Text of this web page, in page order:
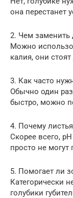
она перестанет
2. Чем заменить
Можно
калия, они
3. Как часто
Обычно один раз
быстро, можно
4. Почему
Скорее всего,
просто не могут
5. Помогает ли
Категорически
голубики